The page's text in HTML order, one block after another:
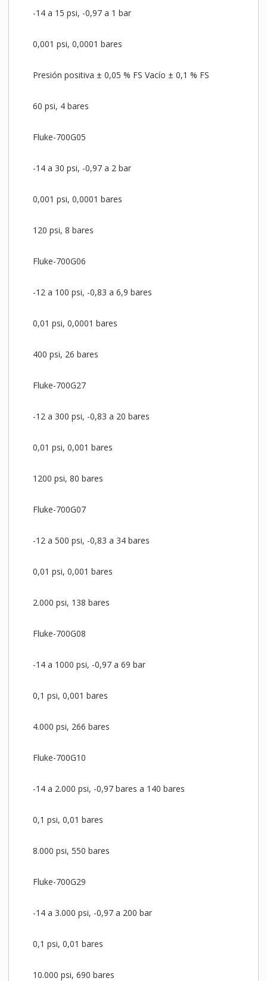
-14 a 15 psi, -0,97 a 1 bar
0,001 psi, 0,0001 bares
Presión positiva ± 0,05 % FS Vacío ± 0,1 % FS
60 psi, 4 bares
Fluke-700G05
-14 a 30 psi, -0,97 a 2 bar
0,001 psi, 0,0001 bares
120 psi, 8 bares
Fluke-700G06
-12 a 100 psi, -0,83 a 6,9 bares
0,01 psi, 0,0001 bares
400 psi, 26 bares
Fluke-700G27
-12 a 300 psi, -0,83 a 20 bares
0,01 psi, 0,001 bares
1200 psi, 80 bares
Fluke-700G07
-12 a 500 psi, -0,83 a 34 bares
0,01 psi, 0,001 bares
2.000 psi, 138 bares
Fluke-700G08
-14 a 1000 psi, -0,97 a 69 bar
0,1 psi, 0,001 bares
4.000 psi, 266 bares
Fluke-700G10
-14 a 2.000 psi, -0,97 bares a 140 bares
0,1 psi, 0,01 bares
8.000 psi, 550 bares
Fluke-700G29
-14 a 3.000 psi, -0,97 a 200 bar
0,1 psi, 0,01 bares
10.000 psi, 690 bares